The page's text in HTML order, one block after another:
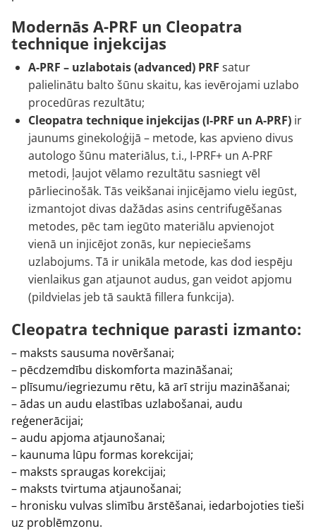
Modernās A-PRF un Cleopatra
technique injekcijas
A-PRF – uzlabotais (advanced) PRF satur
palielinātu balto šūnu skaitu, kas ievērojami uzlabo
procedūras rezultātu;
Cleopatra technique injekcijas (I-PRF un A-PRF) ir
jaunums ginekoloģijā – metode, kas apvieno divus
autologo šūnu materiālus, t.i., I-PRF+ un A-PRF
metodi, ļaujot vēlamo rezultātu sasniegt vēl
pārliecinošāk. Tās veikšanai injicējamo vielu iegūst,
izmantojot divas dažādas asins centrifugēšanas
metodes, pēc tam iegūto materiālu apvienojot
vienā un injicējot zonās, kur nepieciešams
uzlabojums. Tā ir unikāla metode, kas dod iespēju
vienlaikus gan atjaunot audus, gan veidot apjomu
(pildvielas jeb tā sauktā fillera funkcija).
Cleopatra technique parasti izmanto:
– maksts sausuma novēršanai;
– pēcdzemdību diskomforta mazināšanai;
– plīsumu/iegriezumu rētu, kā arī striju mazināšanai;
– ādas un audu elastības uzlabošanai, audu
reģenerācijai;
– audu apjoma atjaunošanai;
– kaunuma lūpu formas korekcijai;
– maksts spraugas korekcijai;
– maksts tvirtuma atjaunošanai;
– hronisku vulvas slimību ārstēšanai, iedarbojoties tieši
uz problēmzonu.